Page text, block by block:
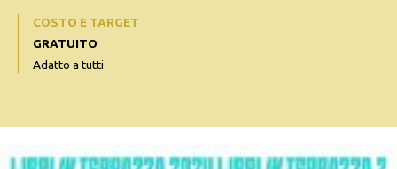
COSTO E TARGET
GRATUITO
Adatto a tutti